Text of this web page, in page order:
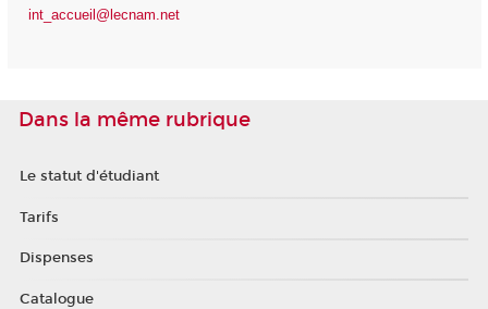
int_accueil@lecnam.net
Dans la même rubrique
Le statut d'étudiant
Tarifs
Dispenses
Catalogue